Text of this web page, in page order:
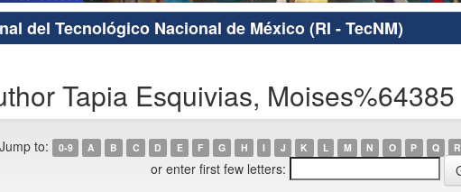
del Tecnológico Nacional de México (RI - TecNM)
Tapia Esquivias, Moises%64385
Jump to: 0-9 A B C D E F G H I J K L M N O P Q R
or enter first few letters: